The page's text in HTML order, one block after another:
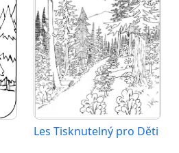
Les Tisknutelný pro Děti